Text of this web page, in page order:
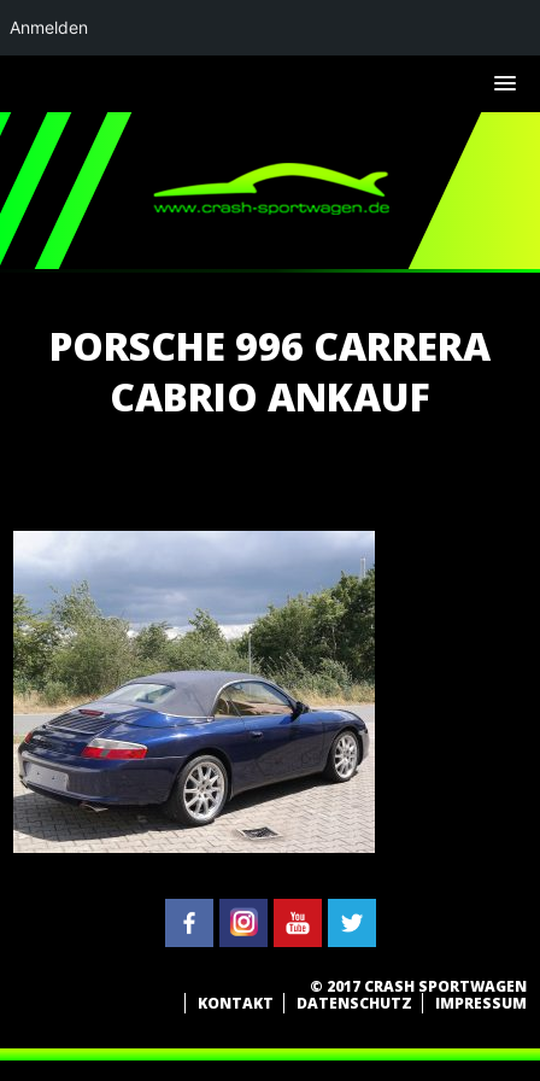
PORSCHE 996 CARRERA
CABRIO ANKAUF
© 2017 CRASH SPORTWAGEN
KONTAKT
DATENSCHUTZ IMPRESSUM
Anmelden